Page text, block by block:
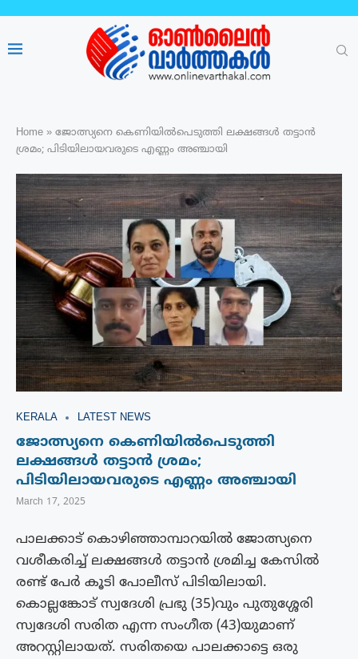
Home » ജോത്സ്യനെ കെണിയിൽപെടുത്തി ലക്ഷങ്ങൾ തട്ടാൻ
ശ്രമം; പിടിയിലായവരുടെ എണ്ണം അഞ്ചായി
KERALA LATEST NEWS
ജോത്സ്യനെ കെണിയിൽപെടുത്തി
ലക്ഷങ്ങൾ തട്ടാൻ ശ്രമം;
പിടിയിലായവരുടെ എണ്ണം അഞ്ചായി
March 17, 2025
പാലക്കാട് കൊഴിഞ്ഞാമ്പാറയിൽ ജോത്സ്യനെ
വശീകരിച്ച് ലക്ഷങ്ങൾ തട്ടാൻ ശ്രമിച്ച കേസിൽ
രണ്ട് പേർ കൂടി പോലീസ് പിടിയിലായി.
കൊല്ലങ്കോട് സ്വദേശി പ്രഭു (35)വും പുതുശ്ശേരി
സ്വദേശി സരിത എന്ന സംഗീത (43)യുമാണ്
അറസ്റ്റിലായത്. സരിതയെ പാലക്കാട്ടെ ഒരു